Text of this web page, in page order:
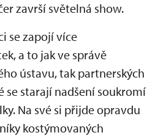
završí světelná show.
se zapojí více
a to jak ve správě
ústavu, tak partnerských
se starají nadšení soukromí
Na své si přijde opravdu
kostýmovaných